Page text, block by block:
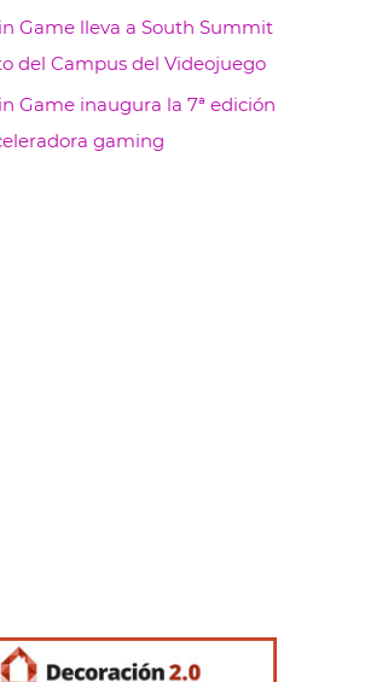
Game lleva a South Summit
del Campus del Videojuego
Game inaugura la 7ª edición
gaming